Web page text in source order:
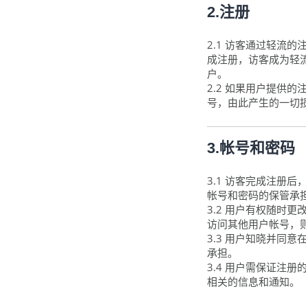
2.注册
2.1 访客通过轻流的
成注册，访客成为轻
户。
2.2 如果用户提供的
号，由此产生的一切
3.帐号和密码
3.1 访客完成注册后
帐号和密码的保管承
3.2 用户有权随时更
访问其他用户帐号，
3.3 用户知晓并同意
承担。
3.4 用户需保证注册
相关的信息和通知。